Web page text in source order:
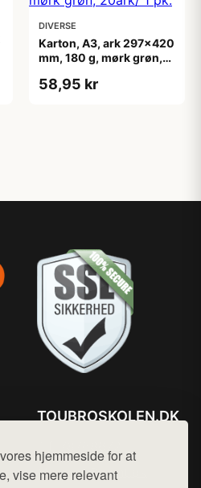
hjemmeside for at
vise mere relevant
DIVERSE
Karton, A3, ark 297x420
mm, 180 g, mørk grøn,
58,95 kr
TOUBROSKOLEN.DK
Mail: hej@want.dk